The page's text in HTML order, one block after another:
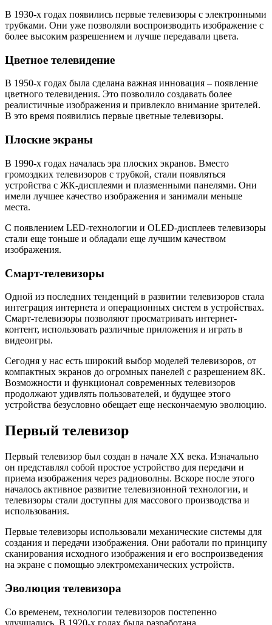
В 1930-х годах появились первые телевизоры с электронными
трубками. Они уже позволяли воспроизводить изображение с
более высоким разрешением и лучше передавали цвета.
Цветное телевидение
В 1950-х годах была сделана важная инновация – появление
цветного телевидения. Это позволило создавать более
реалистичные изображения и привлекло внимание зрителей.
В это время появились первые цветные телевизоры.
Плоские экраны
В 1990-х годах началась эра плоских экранов. Вместо
громоздких телевизоров с трубкой, стали появляться
устройства с ЖК-дисплеями и плазменными панелями. Они
имели лучшее качество изображения и занимали меньше
места.
С появлением LED-технологии и OLED-дисплеев телевизоры
стали еще тоньше и обладали еще лучшим качеством
изображения.
Смарт-телевизоры
Одной из последних тенденций в развитии телевизоров стала
интеграция интернета и операционных систем в устройствах.
Смарт-телевизоры позволяют просматривать интернет-
контент, использовать различные приложения и играть в
видеоигры.
Сегодня у нас есть широкий выбор моделей телевизоров, от
компактных экранов до огромных панелей с разрешением 8K.
Возможности и функционал современных телевизоров
продолжают удивлять пользователей, и будущее этого
устройства безусловно обещает еще нескончаемую эволюцию.
Первый телевизор
Первый телевизор был создан в начале XX века. Изначально
он представлял собой простое устройство для передачи и
приема изображения через радиоволны. Вскоре после этого
началось активное развитие телевизионной технологии, и
телевизоры стали доступны для массового производства и
использования.
Первые телевизоры использовали механические системы для
создания и передачи изображения. Они работали по принципу
сканирования исходного изображения и его воспроизведения
на экране с помощью электромеханических устройств.
Эволюция телевизора
Со временем, технологии телевизоров постепенно
улучшались. В 1920-х годах была разработана